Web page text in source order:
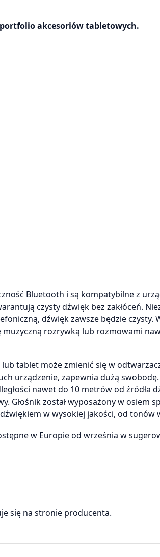
akcesoriów tabletowych.
Bluetooth i są kompatybilne z
czysty dźwięk bez zakłóceń.
dźwięk zawsze będzie czysty.
rozrywką lub rozmowami
tablet może zmienić się w
urządzenie, zapewnia dużą
nawet do 10 metrów od źródła
Głośnik został wyposażony w osiem
w wysokiej jakości, od tonów
w Europie od września w
się na stronie producenta.